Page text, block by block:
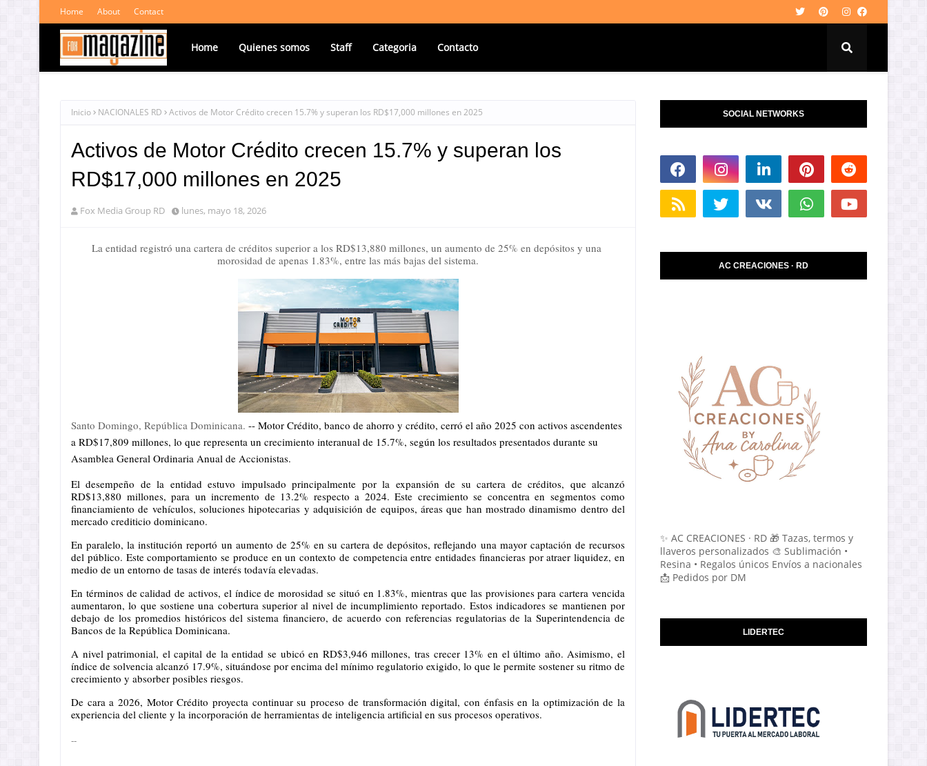
Home About Contact
Home Quienes somos Staff Categoria Contacto
Inicio NACIONALES RD Activos de Motor Crédito crecen 15.7% y superan los RD$17,000 millones en 2025
Activos de Motor Crédito crecen 15.7% y superan los
RD$17,000 millones en 2025
Fox Media Group RD lunes, mayo 18, 2026
La entidad registró una cartera de créditos superior a los RD$13,880 millones, un aumento de 25% en depósitos y una
morosidad de apenas 1.83%, entre las más bajas del sistema.
Santo Domingo, República Dominicana. -- Motor Crédito, banco de ahorro y crédito, cerró el año 2025 con activos ascendentes
a RD$17,809 millones, lo que representa un crecimiento interanual de 15.7%, según los resultados presentados durante su
Asamblea General Ordinaria Anual de Accionistas.
El desempeño de la entidad estuvo impulsado principalmente por la expansión de su cartera de créditos, que alcanzó
RD$13,880 millones, para un incremento de 13.2% respecto a 2024. Este crecimiento se concentra en segmentos como
financiamiento de vehículos, soluciones hipotecarias y adquisición de equipos, áreas que han mostrado dinamismo dentro del
mercado crediticio dominicano.
En paralelo, la institución reportó un aumento de 25% en su cartera de depósitos, reflejando una mayor captación de recursos
del público. Este comportamiento se produce en un contexto de competencia entre entidades financieras por atraer liquidez, en
medio de un entorno de tasas de interés todavía elevadas.
En términos de calidad de activos, el índice de morosidad se situó en 1.83%, mientras que las provisiones para cartera vencida
aumentaron, lo que sostiene una cobertura superior al nivel de incumplimiento reportado. Estos indicadores se mantienen por
debajo de los promedios históricos del sistema financiero, de acuerdo con referencias regulatorias de la Superintendencia de
Bancos de la República Dominicana.
A nivel patrimonial, el capital de la entidad se ubicó en RD$3,946 millones, tras crecer 13% en el último año. Asimismo, el
índice de solvencia alcanzó 17.9%, situándose por encima del mínimo regulatorio exigido, lo que le permite sostener su ritmo de
crecimiento y absorber posibles riesgos.
De cara a 2026, Motor Crédito proyecta continuar su proceso de transformación digital, con énfasis en la optimización de la
experiencia del cliente y la incorporación de herramientas de inteligencia artificial en sus procesos operativos.
--
SOCIAL NETWORKS
AC CREACIONES · RD
✨ AC CREACIONES · RD 🎁 Tazas, termos y
llaveros personalizados 🎨 Sublimación •
Resina • Regalos únicos Envíos a nacionales
📩 Pedidos por DM
LIDERTEC